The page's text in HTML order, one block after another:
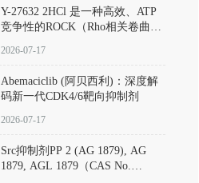
Y-27632 2HCl 是一种高效、ATP
竞争性的ROCK（Rho相关卷曲螺
同等抑制ROCK1与ROCK2；其通
过精准嵌入激酶的ATP结合位点
发挥抑制作用，对ROCK1和
ROCK2的解离常数（Ki）分别为
140 nM和300 nM；在众多丝氨酸/
中，其靶向ROCK的选择性超过
200倍，凸显出优异的分子特异
2026-07-17
Abemaciclib (阿贝西利)：深度解
码新一代CDK4/6靶向抑制剂
2026-07-17
Src抑制剂PP 2 (AG 1879), AG
1879, AGL 1879（CAS No.